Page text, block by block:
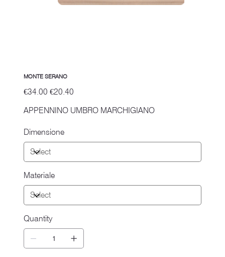
MONTE SERANO
Original
price
€34.00
Sale
price
€20.40
APPENNINO UMBRO MARCHIGIANO
Dimensione
Materiale
Quantity